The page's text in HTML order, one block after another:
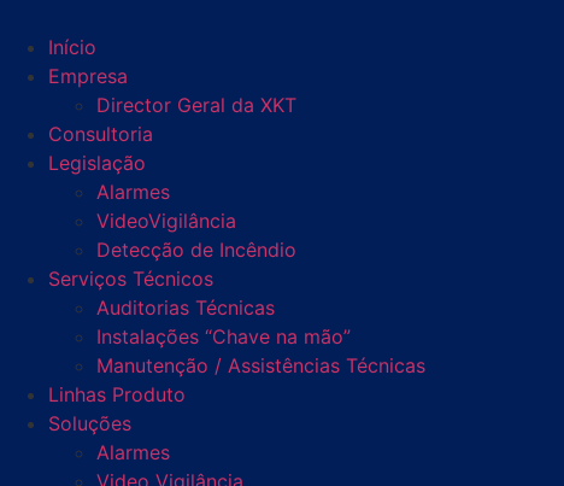
Início
Empresa
Director Geral da XKT
Consultoria
Legislação
Alarmes
VideoVigilância
Detecção de Incêndio
Serviços Técnicos
Auditorias Técnicas
Instalações “Chave na mão”
Manutenção / Assistências Técnicas
Linhas Produto
Soluções
Alarmes
Video Vigilância